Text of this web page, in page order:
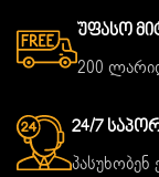
Უფასო
200
24/7
პასუხობენ